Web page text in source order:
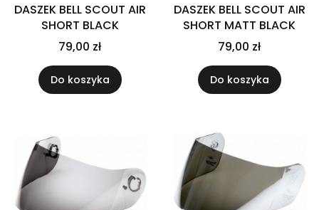
DASZEK BELL SCOUT AIR
SHORT BLACK
79,00 zł
Do koszyka
DASZEK BELL SCOUT AIR
SHORT MATT BLACK
79,00 zł
Do koszyka